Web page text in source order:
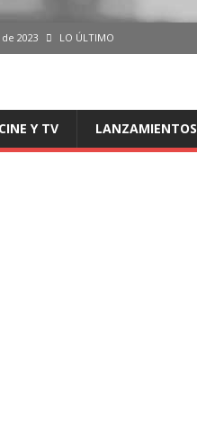
2023 LO ÚLTIMO
CINE Y TV LANZAMIENTOS